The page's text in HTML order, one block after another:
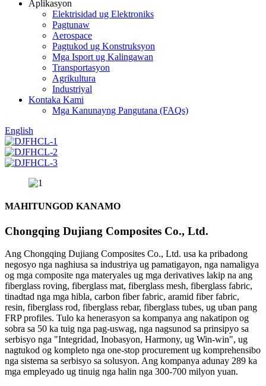
Aplikasyon
Elektrisidad ug Elektroniks
Pagtunaw
Aerospace
Pagtukod ug Konstruksyon
Mga Isport ug Kalingawan
Transportasyon
Agrikultura
Industriyal
Kontaka Kami
Mga Kanunayng Pangutana (FAQs)
English
MAHITUNGOD KANAMO
Chongqing Dujiang Composites Co., Ltd.
Ang Chongqing Dujiang Composites Co., Ltd. usa ka pribadong
negosyo nga naghiusa sa industriya ug pamatigayon, nga namaligya
og mga composite nga materyales ug mga derivatives lakip na ang
fiberglass roving, fiberglass mat, fiberglass mesh, fiberglass fabric,
tinadtad nga mga hibla, carbon fiber fabric, aramid fiber fabric,
resin, fiberglass rod, fiberglass rebar, fiberglass tubes, ug uban pang
FRP profiles. Tulo ka henerasyon sa kompanya ang nakatipon og
sobra sa 50 ka tuig nga pag-uswag, nga nagsunod sa prinsipyo sa
serbisyo nga "Integridad, Inobasyon, Harmony, ug Win-win", ug
nagtukod og kompleto nga one-stop procurement ug komprehensibo
nga sistema sa serbisyo sa solusyon. Ang kompanya adunay 289 ka
mga empleyado ug tinuig nga halin nga 300-700 milyon yuan.